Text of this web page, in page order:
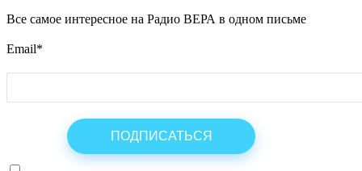
Все самое интересное на Радио ВЕРА в одном письме
Email*